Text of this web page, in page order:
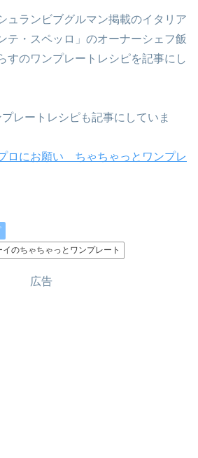
ュランビブグルマン掲載のイタリア
テ・スペッロ」のオーナーシェフ飯
すのワンプレートレシピを記事にし
レートレシピも記事にしていま
ロにお願い ちゃちゃっとワンプレ
のちゃちゃっとワンプレート
広告